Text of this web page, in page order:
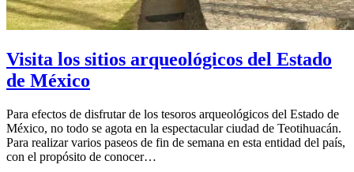
Visita los sitios arqueológicos del Estado
de México
Para efectos de disfrutar de los tesoros arqueológicos del Estado de
México, no todo se agota en la espectacular ciudad de Teotihuacán.
Para realizar varios paseos de fin de semana en esta entidad del país,
con el propósito de conocer…